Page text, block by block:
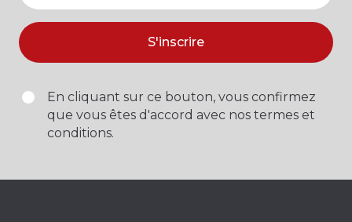
S'inscrire
En cliquant sur ce bouton, vous confirmez
que vous êtes d'accord avec nos termes et
conditions.